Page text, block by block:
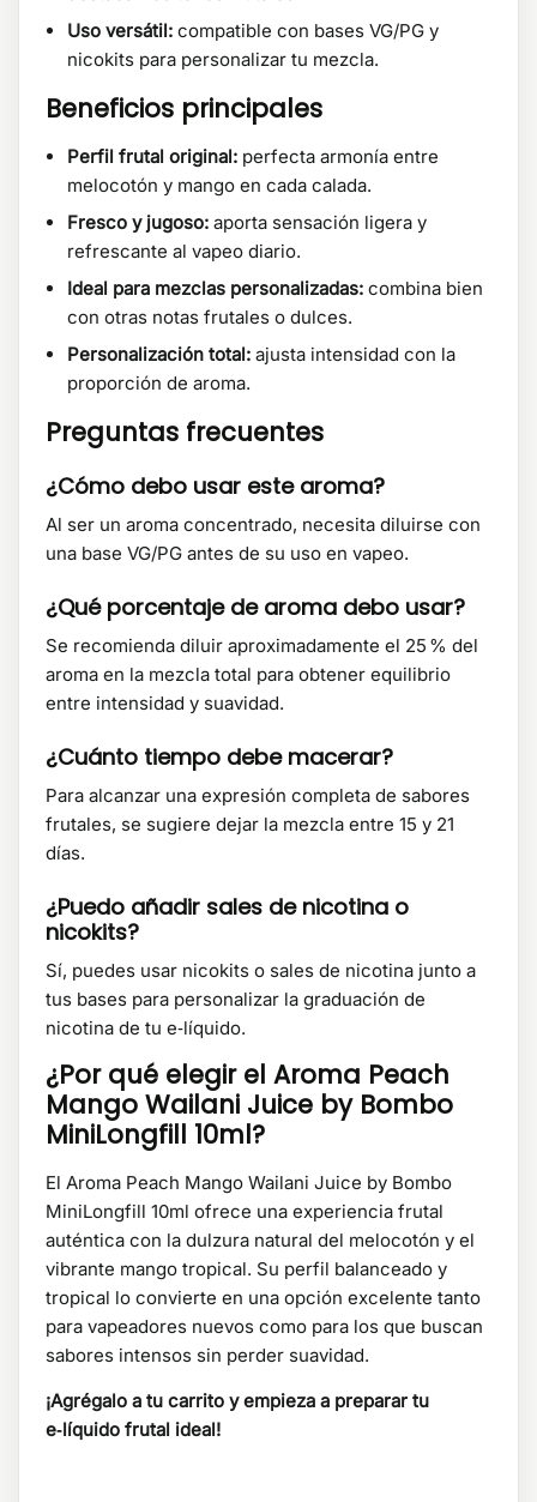
Uso versátil: compatible con bases VG/PG y
nicokits para personalizar tu mezcla.
Beneficios principales
Perfil frutal original: perfecta armonía entre
melocotón y mango en cada calada.
Fresco y jugoso: aporta sensación ligera y
refrescante al vapeo diario.
Ideal para mezclas personalizadas: combina bien
con otras notas frutales o dulces.
Personalización total: ajusta intensidad con la
proporción de aroma.
Preguntas frecuentes
¿Cómo debo usar este aroma?
Al ser un aroma concentrado, necesita diluirse con
una base VG/PG antes de su uso en vapeo.
¿Qué porcentaje de aroma debo usar?
Se recomienda diluir aproximadamente el 25 % del
aroma en la mezcla total para obtener equilibrio
entre intensidad y suavidad.
¿Cuánto tiempo debe macerar?
Para alcanzar una expresión completa de sabores
frutales, se sugiere dejar la mezcla entre 15 y 21
días.
¿Puedo añadir sales de nicotina o
nicokits?
Sí, puedes usar nicokits o sales de nicotina junto a
tus bases para personalizar la graduación de
nicotina de tu e‑líquido.
¿Por qué elegir el Aroma Peach
Mango Wailani Juice by Bombo
MiniLongfill 10ml?
El Aroma Peach Mango Wailani Juice by Bombo
MiniLongfill 10ml ofrece una experiencia frutal
auténtica con la dulzura natural del melocotón y el
vibrante mango tropical. Su perfil balanceado y
tropical lo convierte en una opción excelente tanto
para vapeadores nuevos como para los que buscan
sabores intensos sin perder suavidad.
¡Agrégalo a tu carrito y empieza a preparar tu
e‑líquido frutal ideal!